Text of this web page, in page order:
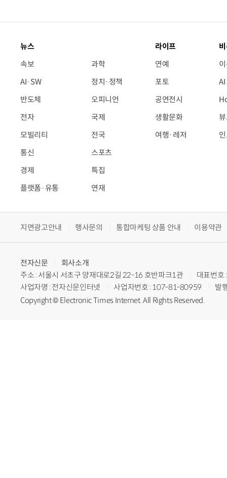
뉴스
속보
AI·SW
반도체
전자
모빌리티
통신
경제
플랫폼·유통
과학
정치·정책
오피니언
국제
전국
스포츠
특집
연재
라이프
연예
포토
공연전시
생활문화
여행·레저
지면광고안내 행사문의 통합마케팅 상품 안내 이용약관
전자신문
회사소개
주소 : 서울시 서초구 양재대로2길 22-16 호반파크1관
대표번
사업자명 : 전자신문인터넷
사업자번호 : 107-81-80959
발
Copyright © Electronic Times Internet. All Rights Reserved.